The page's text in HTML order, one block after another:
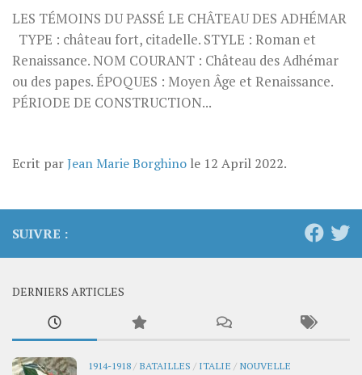
LES TÉMOINS DU PASSÉ LE CHÂTEAU DES ADHÉMAR
TYPE : château fort, citadelle. STYLE : Roman et
Renaissance. NOM COURANT : Château des Adhémar
ou des papes. ÉPOQUES : Moyen Âge et Renaissance.
PÉRIODE DE CONSTRUCTION...
Ecrit parJean Marie Borghino le 12 April 2022.
SUIVRE :
DERNIERS ARTICLES
1914-1918 / BATAILLES / ITALIE / NOUVELLE